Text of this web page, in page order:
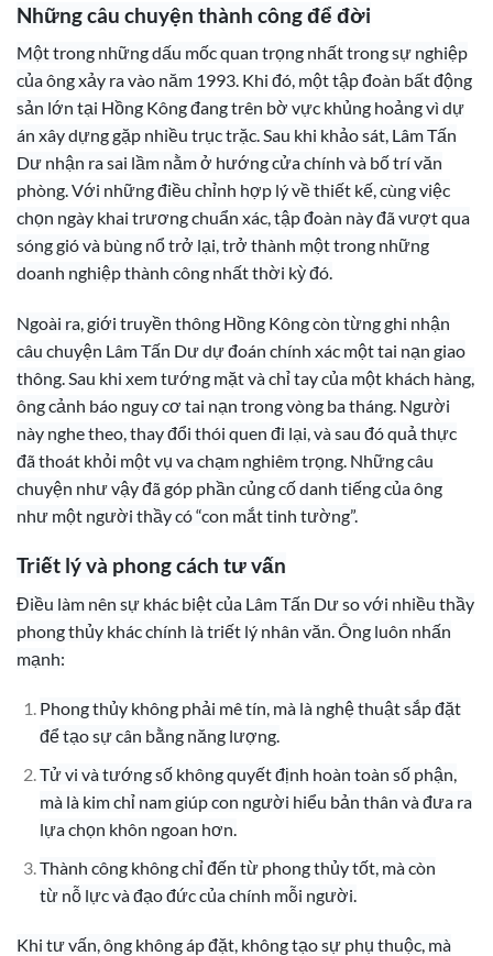
Những câu chuyện thành công để đời
Một trong những dấu mốc quan trọng nhất trong sự nghiệp
của ông xảy ra vào năm 1993. Khi đó, một tập đoàn bất động
sản lớn tại Hồng Kông đang trên bờ vực khủng hoảng vì dự
án xây dựng gặp nhiều trục trặc. Sau khi khảo sát, Lâm Tấn
Dư nhận ra sai lầm nằm ở hướng cửa chính và bố trí văn
phòng. Với những điều chỉnh hợp lý về thiết kế, cùng việc
chọn ngày khai trương chuẩn xác, tập đoàn này đã vượt qua
sóng gió và bùng nổ trở lại, trở thành một trong những
doanh nghiệp thành công nhất thời kỳ đó.
Ngoài ra, giới truyền thông Hồng Kông còn từng ghi nhận
câu chuyện Lâm Tấn Dư dự đoán chính xác một tai nạn giao
thông. Sau khi xem tướng mặt và chỉ tay của một khách hàng,
ông cảnh báo nguy cơ tai nạn trong vòng ba tháng. Người
này nghe theo, thay đổi thói quen đi lại, và sau đó quả thực
đã thoát khỏi một vụ va chạm nghiêm trọng. Những câu
chuyện như vậy đã góp phần củng cố danh tiếng của ông
như một người thầy có “con mắt tinh tường”.
Triết lý và phong cách tư vấn
Điều làm nên sự khác biệt của Lâm Tấn Dư so với nhiều thầy
phong thủy khác chính là triết lý nhân văn. Ông luôn nhấn
mạnh:
Phong thủy không phải mê tín, mà là nghệ thuật sắp đặt
để tạo sự cân bằng năng lượng.
Tử vi và tướng số không quyết định hoàn toàn số phận,
mà là kim chỉ nam giúp con người hiểu bản thân và đưa ra
lựa chọn khôn ngoan hơn.
Thành công không chỉ đến từ phong thủy tốt, mà còn
từ nỗ lực và đạo đức của chính mỗi người.
Khi tư vấn, ông không áp đặt, không tạo sự phụ thuộc, mà